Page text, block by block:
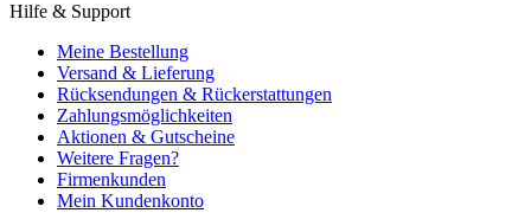
Hilfe & Support
Meine Bestellung
Versand & Lieferung
Rücksendungen & Rückerstattungen
Zahlungsmöglichkeiten
Aktionen & Gutscheine
Weitere Fragen?
Firmenkunden
Mein Kundenkonto